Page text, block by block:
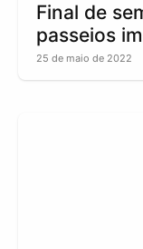
Final de
passeios
25 de maio de 2022